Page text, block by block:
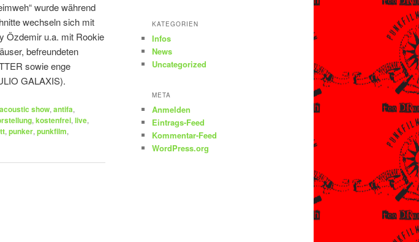
wurde während
wechseln sich mit
Özdemir u.a. mit Rookie
befreundeten
sowie enge
GALAXIS).
acoustic show, antifa,
, kostenfrei, live,
, punker, punkfilm,
KATEGORIEN
Infos
News
Uncategorized
META
Anmelden
Eintrags-Feed
Kommentar-Feed
WordPress.org